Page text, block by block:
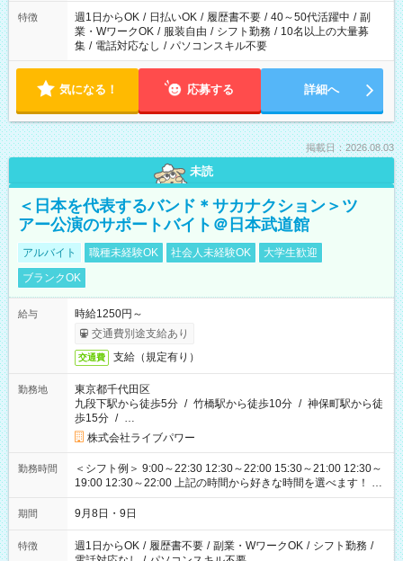
特徴 週1日からOK / 日払いOK / 履歴書不要 / 40～50代活躍中 / 副
業・WワークOK / 服装自由 / シフト勤務 / 10名以上の大量募
集 / 電話対応なし / パソコンスキル不要
気になる！ 応募する 詳細へ
掲載日：2026.08.03
未読
＜日本を代表するバンド＊サカナクション＞ツ
アー公演のサポートバイト＠日本武道館
アルバイト 職種未経験OK 社会人未経験OK
大学生歓迎
ブランクOK
給与
時給1250円～
交通費別途支給あり
交通費 支給（規定有り）
勤務地
東京都千代田区
九段下駅から徒歩5分 / 竹橋駅から徒歩10分 / 神保町駅から徒
歩15分 / …
株式会社ライブパワー
勤務時間
＜シフト例＞ 9:00～22:30 12:30～22:00 15:30～21:00 12:30～
19:00 12:30～22:00 上記の時間から好きな時間を選べます！ ※
時間は変更となる可能性があります
期間 9月8日・9日
特徴 週1日からOK / 履歴書不要 / 副業・WワークOK / シフト勤務 /